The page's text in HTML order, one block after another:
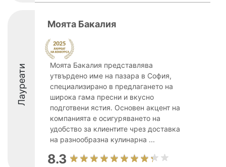
Лауреати
Моята Бакалия
Моята Бакалия представлява
утвърдено име на пазара в София,
специализирано в предлагането на
широка гама пресни и вкусно
подготвени ястия. Основен акцент на
компанията е осигуряването на
удобство за клиентите чрез доставка
на разнообразна кулинарна ...
8.3